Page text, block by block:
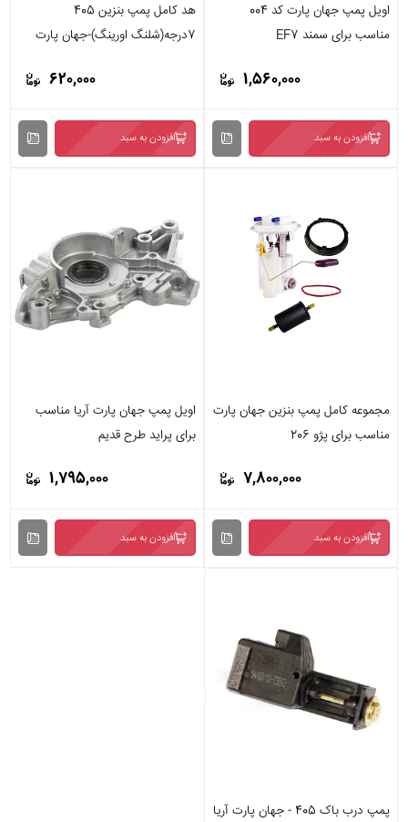
اویل پمپ جهان پارت کد 004
مناسب برای سمند EF7
1,560,000
افزودن به سبد
هد کامل پمپ بنزین 405
7درجه(شلنگ اورینگ)-جهان پارت
620,000
افزودن به سبد
مجموعه کامل پمپ بنزین جهان پارت
مناسب برای پژو 206
7,800,000
افزودن به سبد
اویل پمپ جهان پارت آریا مناسب
برای پراید طرح قدیم
1,795,000
افزودن به سبد
پمپ درب باک 405 - جهان پارت آریا